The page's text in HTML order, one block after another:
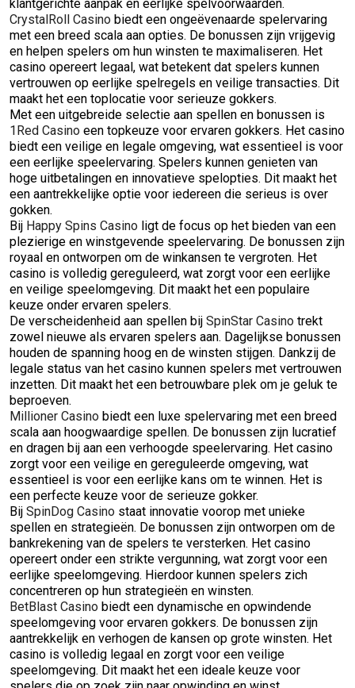
klantgerichte aanpak en eerlijke spelvoorwaarden.
CrystalRoll Casino biedt een ongeëvenaarde spelervaring
met een breed scala aan opties. De bonussen zijn vrijgevig
en helpen spelers om hun winsten te maximaliseren. Het
casino opereert legaal, wat betekent dat spelers kunnen
vertrouwen op eerlijke spelregels en veilige transacties. Dit
maakt het een toplocatie voor serieuze gokkers.
Met een uitgebreide selectie aan spellen en bonussen is
1Red Casino een topkeuze voor ervaren gokkers. Het casino
biedt een veilige en legale omgeving, wat essentieel is voor
een eerlijke speelervaring. Spelers kunnen genieten van
hoge uitbetalingen en innovatieve spelopties. Dit maakt het
een aantrekkelijke optie voor iedereen die serieus is over
gokken.
Bij Happy Spins Casino ligt de focus op het bieden van een
plezierige en winstgevende speelervaring. De bonussen zijn
royaal en ontworpen om de winkansen te vergroten. Het
casino is volledig gereguleerd, wat zorgt voor een eerlijke
en veilige speelomgeving. Dit maakt het een populaire
keuze onder ervaren spelers.
De verscheidenheid aan spellen bij SpinStar Casino trekt
zowel nieuwe als ervaren spelers aan. Dagelijkse bonussen
houden de spanning hoog en de winsten stijgen. Dankzij de
legale status van het casino kunnen spelers met vertrouwen
inzetten. Dit maakt het een betrouwbare plek om je geluk te
beproeven.
Millioner Casino biedt een luxe spelervaring met een breed
scala aan hoogwaardige spellen. De bonussen zijn lucratief
en dragen bij aan een verhoogde speelervaring. Het casino
zorgt voor een veilige en gereguleerde omgeving, wat
essentieel is voor een eerlijke kans om te winnen. Het is
een perfecte keuze voor de serieuze gokker.
Bij SpinDog Casino staat innovatie voorop met unieke
spellen en strategieën. De bonussen zijn ontworpen om de
bankrekening van de spelers te versterken. Het casino
opereert onder een strikte vergunning, wat zorgt voor een
eerlijke speelomgeving. Hierdoor kunnen spelers zich
concentreren op hun strategieën en winsten.
BetBlast Casino biedt een dynamische en opwindende
speelomgeving voor ervaren gokkers. De bonussen zijn
aantrekkelijk en verhogen de kansen op grote winsten. Het
casino is volledig legaal en zorgt voor een veilige
speelomgeving. Dit maakt het een ideale keuze voor